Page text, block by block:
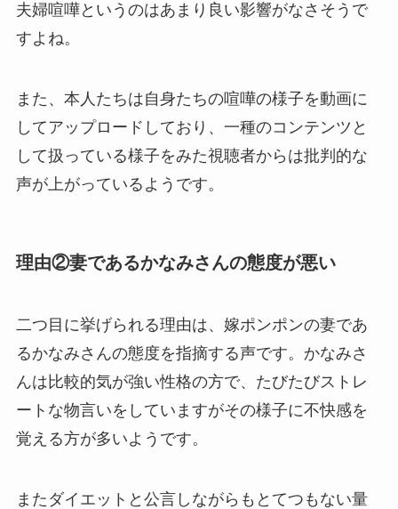
夫婦喧嘩というのはあまり良い影響がなさそうで
すよね。
また、本人たちは自身たちの喧嘩の様子を動画に
してアップロードしており、一種のコンテンツと
して扱っている様子をみた視聴者からは批判的な
声が上がっているようです。
理由②妻であるかなみさんの態度が悪い
二つ目に挙げられる理由は、嫁ポンポンの妻であ
るかなみさんの態度を指摘する声です。かなみさ
んは比較的気が強い性格の方で、たびたびストレ
ートな物言いをしていますがその様子に不快感を
覚える方が多いようです。
またダイエットと公言しながらもとてつもない量